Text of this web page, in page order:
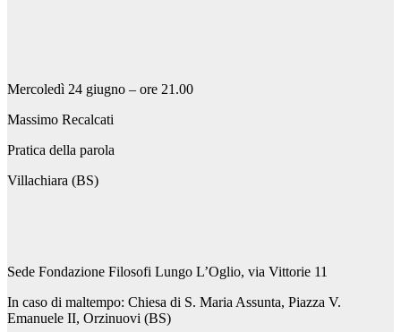
Mercoledì 24 giugno – ore 21.00
Massimo Recalcati
Pratica della parola
Villachiara (BS)
Sede Fondazione Filosofi Lungo L’Oglio, via Vittorie 11
In caso di maltempo: Chiesa di S. Maria Assunta, Piazza V.
Emanuele II, Orzinuovi (BS)